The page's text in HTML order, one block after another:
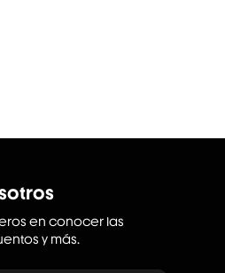
en conocer las
y más.